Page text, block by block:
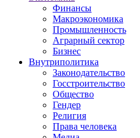
Финансы
Макроэкономика
Промышленность
Аграрный сектор
Бизнес
Внутриполитика
Законодательство
Госстроительство
Общество
Гендер
Религия
Права человека